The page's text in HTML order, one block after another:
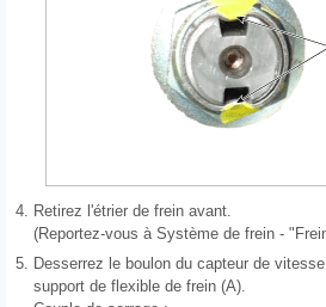
4. Retirez l'étrier de frein avant.
(Reportez-vous à Système de frein -
5. Desserrez le boulon du capteur de
support de flexible de frein (A).